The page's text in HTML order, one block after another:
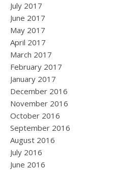
July 2017
June 2017
May 2017
April 2017
March 2017
February 2017
January 2017
December 2016
November 2016
October 2016
September 2016
August 2016
July 2016
June 2016